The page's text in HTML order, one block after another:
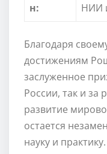
н:
НИИ
Благодаря
достижениям
заслуженное
России, так и за
развитие
остается
науку и практику.